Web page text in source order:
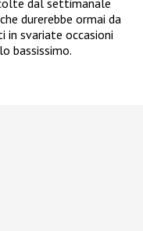
dal settimanale
durerebbe ormai da
in svariate occasioni
bassissimo.